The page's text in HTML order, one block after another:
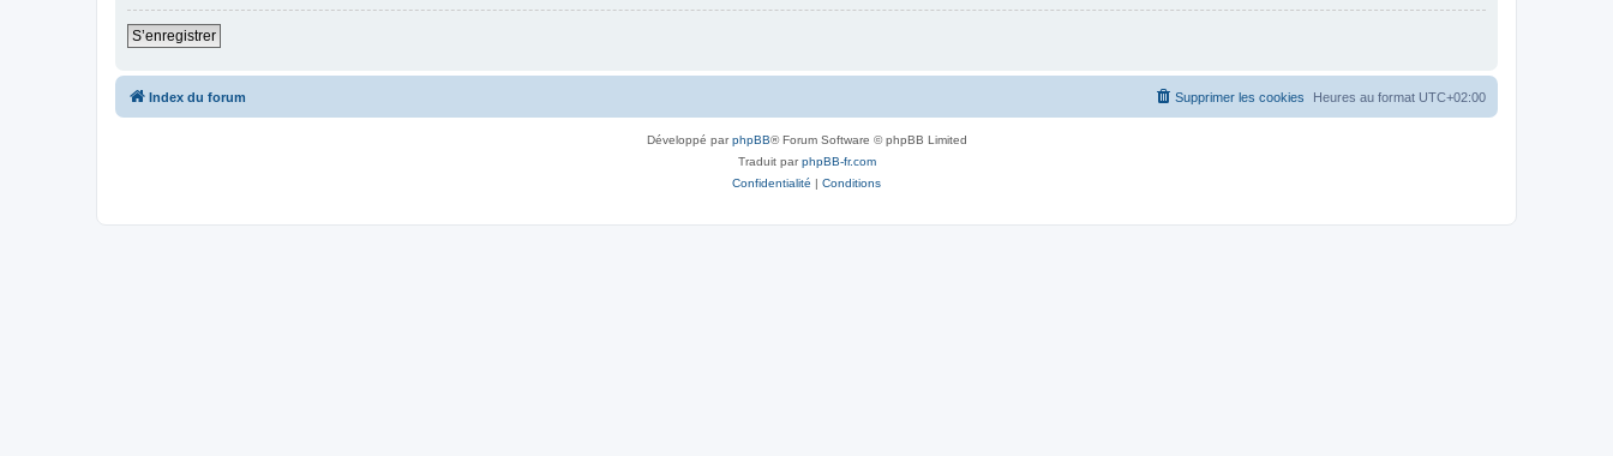
S’enregistrer
Index du forum Heures au format UTC+02:00
Supprimer les cookies
Développé parphpBB® Forum Software © phpBB Limited
Traduit parphpBB-fr.com
Confidentialité | Conditions